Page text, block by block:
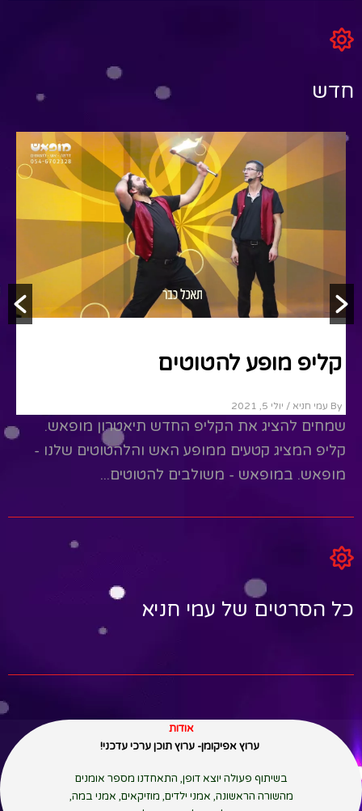
חדש
קליפ מופע להטוטים
By עמי חניא / יולי 5, 2021
שמחים להציג את הקליפ החדש תיאטרון מופאש.
קליפ המציג קטעים ממופע האש והלהטוטים שלנו -
מופאש. במופאש - משולבים להטוטים...
כל הסרטים של עמי חניא
אודות
ערוץ אפיקומן- ערוץ תוכן ערכי עדכני!
בשיתוף פעולה יוצא דופן, התאחדנו מספר אומנים
מהשורה הראשונה, אמני ילדים, מוזיקאים, אמני במה,